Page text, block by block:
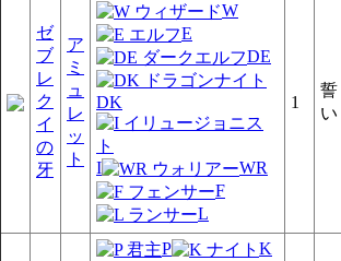
ゼ
ブ
レ
ク
イ
の
牙
ア
ミ
ュ
レ
ッ
ト
W
E
DE
DK
I
WR
F
L
1
誓
い
P
K